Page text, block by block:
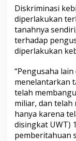
a
n
i
s
k
i
n
a
s
i
K
e
Diskriminasi
diperlakukan
tanahnya
terhadap
diperlakukan
“Pengusaha
menelantarkan
telah
miliar, dan telah
hanya karena
disingkat UWT)
pemberitahuan